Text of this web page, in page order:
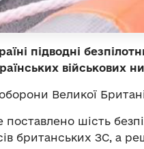
підводні
військових
Великої
шість
британських ЗС, а